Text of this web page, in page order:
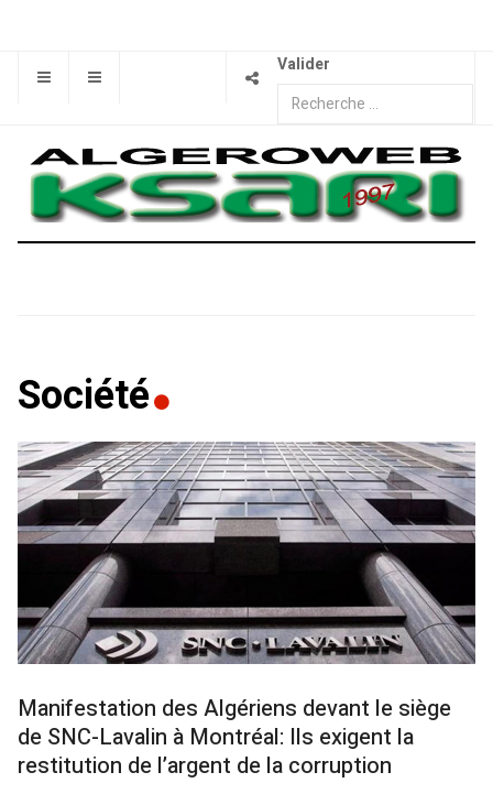
Valider
Société
Manifestation des Algériens devant le siège
de SNC-Lavalin à Montréal: Ils exigent la
restitution de l’argent de la corruption